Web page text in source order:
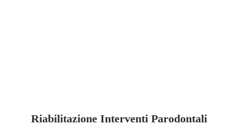
Riabilitazione Interventi Parodontali